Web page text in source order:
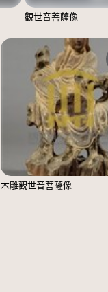
觀世音菩薩像
木雕觀世音菩薩像